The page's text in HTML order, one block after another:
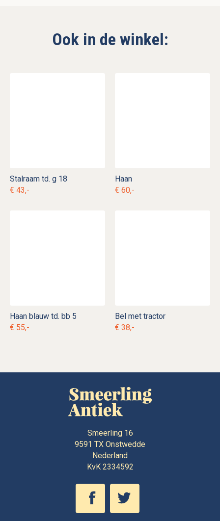
Ook in de winkel:
Stalraam td. g 18
€ 43,-
Haan
€ 60,-
Haan blauw td. bb 5
€ 55,-
Bel met tractor
€ 38,-
Smeerling 16
9591 TX Onstwedde
Nederland
KvK 2334592